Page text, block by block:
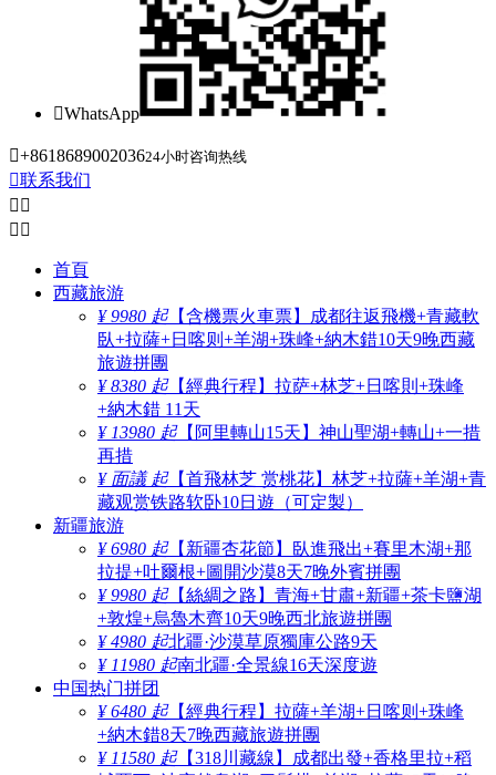
WhatsApp
+861868900203624小时咨询热线
联系我们
 
 
首頁
西藏旅游
¥ 9980 起【含機票火車票】成都往返飛機+青藏軟
臥+拉薩+日喀则+羊湖+珠峰+納木錯10天9晚西藏
旅遊拼團
¥ 8380 起【經典行程】拉萨+林芝+日喀則+珠峰
+納木錯 11天
¥ 13980 起【阿里轉山15天】神山聖湖+轉山+一措
再措
¥ 面議 起【首飛林芝 赏桃花】林芝+拉薩+羊湖+青
藏观赏铁路软卧10日遊（可定製）
新疆旅游
¥ 6980 起【新疆杏花節】臥進飛出+賽里木湖+那
拉提+吐爾根+圖開沙漠8天7晚外賓拼團
¥ 9980 起【絲綢之路】青海+甘肅+新疆+茶卡鹽湖
+敦煌+烏魯木齊10天9晚西北旅遊拼團
¥ 4980 起北疆·沙漠草原獨庫公路9天
¥ 11980 起南北疆·全景線16天深度遊
中国热门拼团
¥ 6480 起【經典行程】拉薩+羊湖+日喀则+珠峰
+納木錯8天7晚西藏旅遊拼團
¥ 11580 起【318川藏線】成都出發+香格里拉+稻